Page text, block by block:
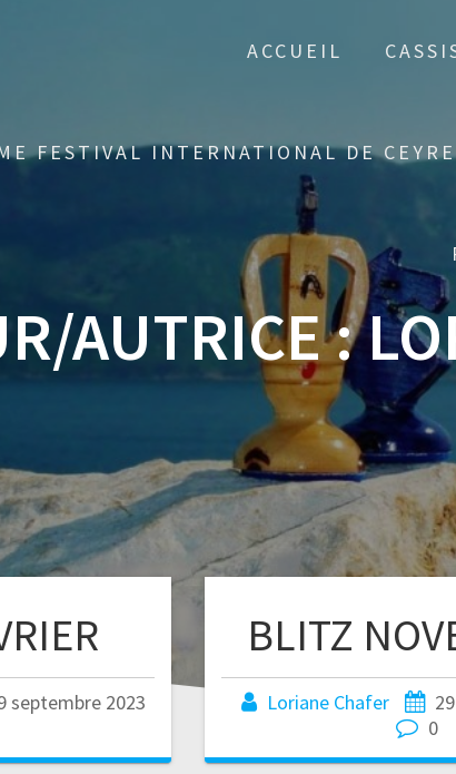
ACCUEIL
FESTIVAL INTERNATIONAL DE
AUTRICE :
septembre 2023
BLITZ
Loriane Chafer
0